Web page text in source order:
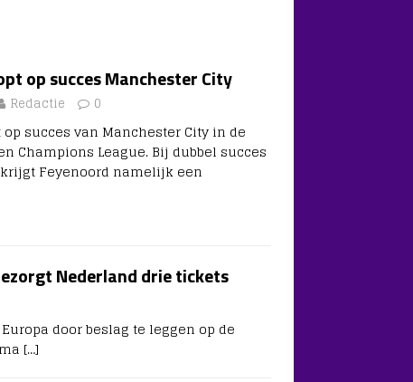
op succes Manchester City
Redactie 0
succes van Manchester City in de
Champions League. Bij dubbel succes
Feyenoord namelijk een
Nederland drie tickets
door beslag te leggen op de
[…]